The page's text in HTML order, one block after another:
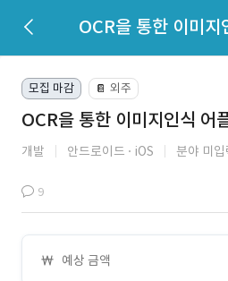
OCR을 통한 이미지
모집 마감 📔 외주
OCR을 통한 이미지인식 어
개발 안드로이드 iOS 분야 미입
9
예상 금액